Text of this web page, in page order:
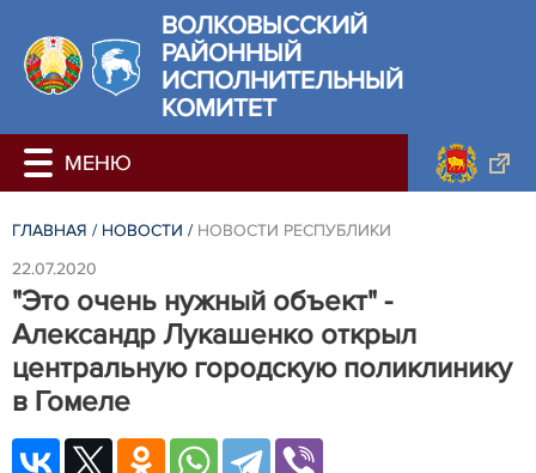
ВОЛКОВЫССКИЙ
РАЙОННЫЙ
ИСПОЛНИТЕЛЬНЫЙ
КОМИТЕТ
ГЛАВНАЯ / НОВОСТИ / НОВОСТИ РЕСПУБЛИКИ
22.07.2020
"Это очень нужный объект" -
Александр Лукашенко открыл
центральную городскую поликлинику
в Гомеле